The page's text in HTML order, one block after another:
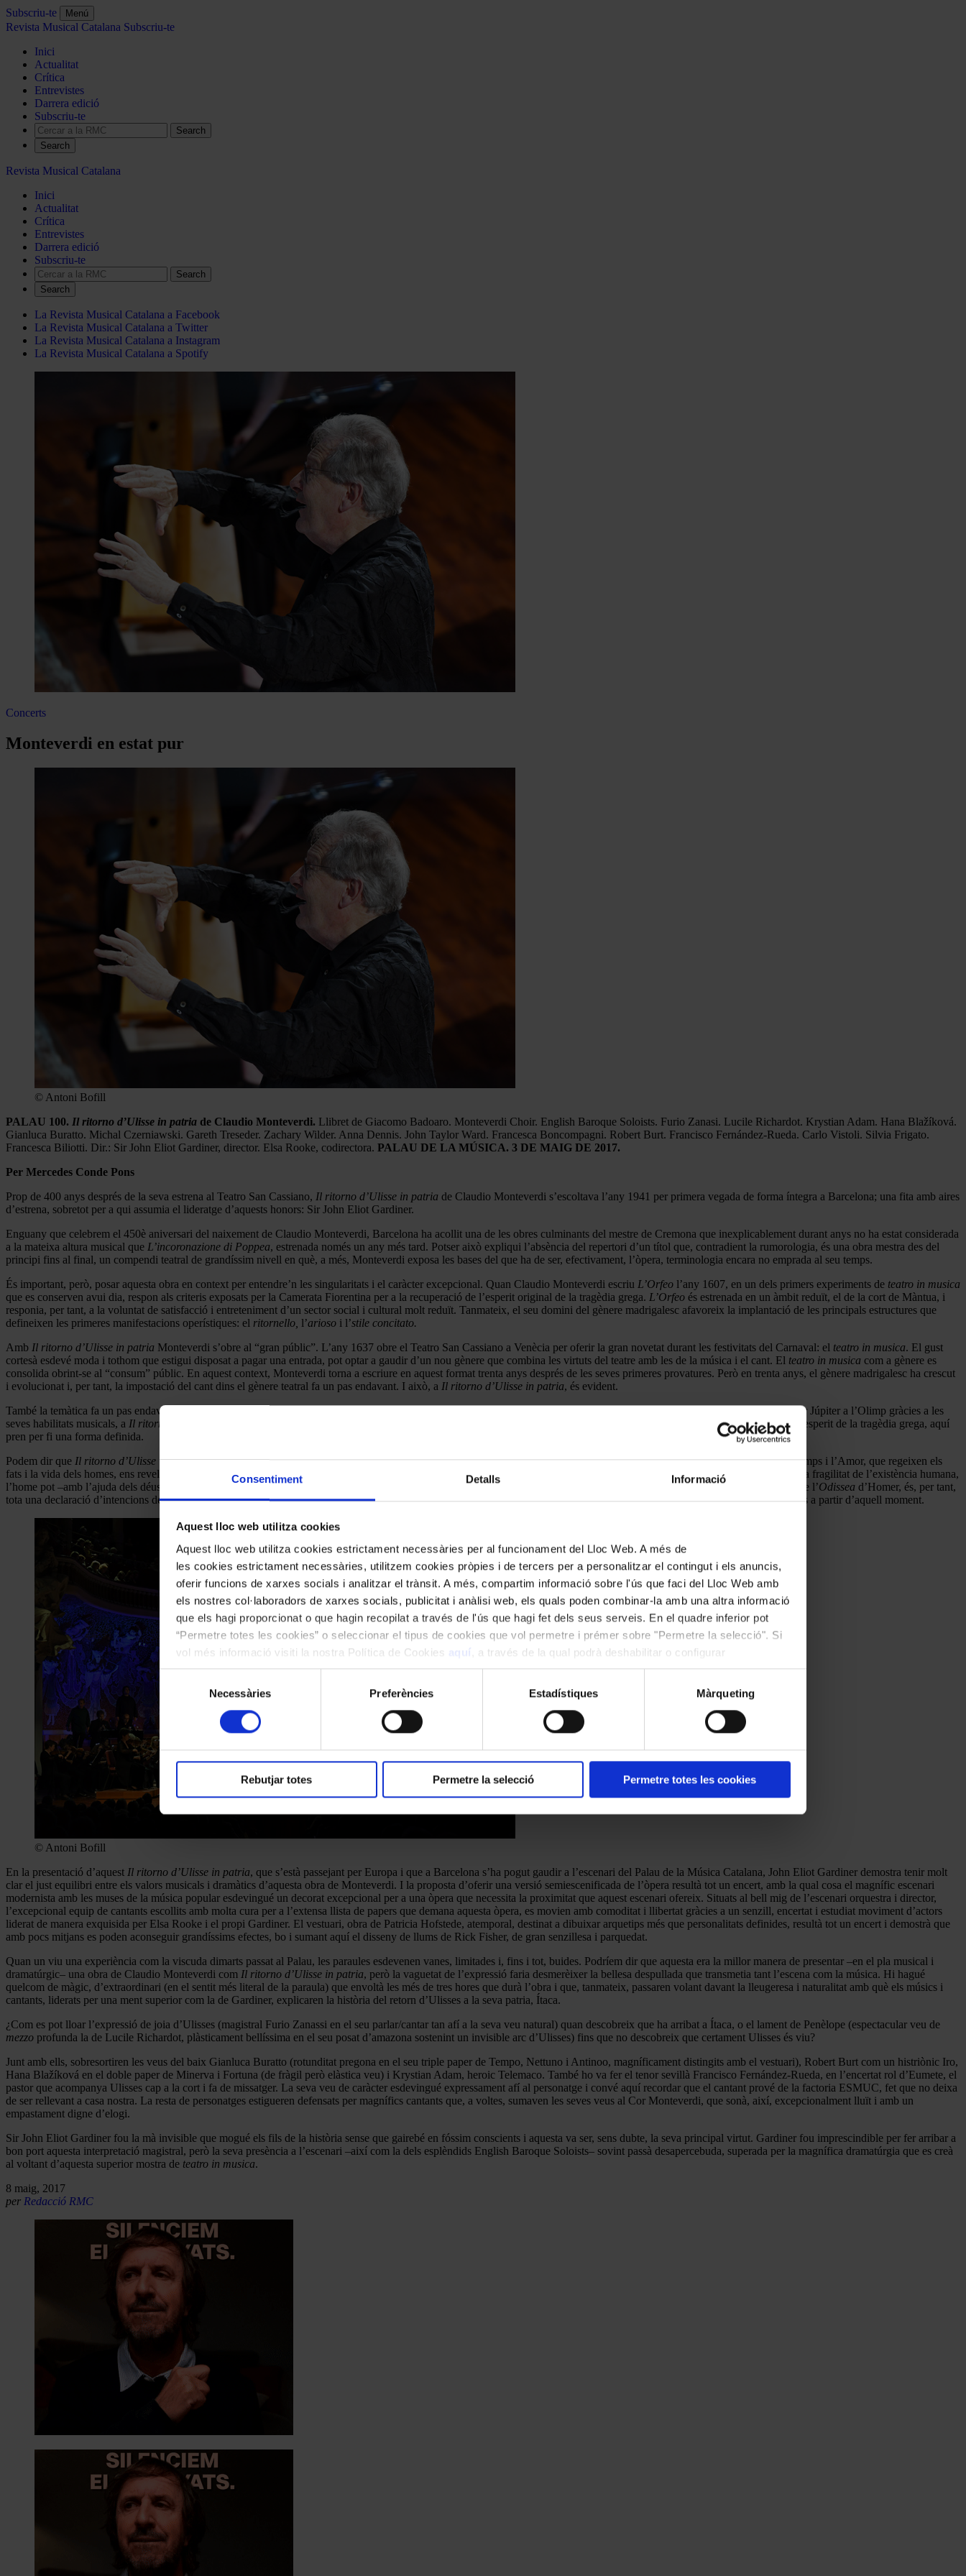
Consentiment Detalls Informació
Aquest lloc web utilitza cookies
Aquest lloc web utilitza cookies estrictament necessàries per al funcionament del Lloc Web. A més de
les cookies estrictament necessàries, utilitzem cookies pròpies i de tercers per a personalitzar el contingut i els anuncis,
oferir funcions de xarxes socials i analitzar el trànsit. A més, compartim informació sobre l'ús que faci del Lloc Web amb
els nostres col·laboradors de xarxes socials, publicitat i anàlisi web, els quals poden combinar-la amb una altra informació
que els hagi proporcionat o que hagin recopilat a través de l'ús que hagi fet dels seus serveis. En el quadre inferior pot
“Permetre totes les cookies” o seleccionar el tipus de cookies que vol permetre i prémer sobre "Permetre la selecció". Si
vol més informació visiti la nostra Política de Cookies aquí
, a través de la qual podrà deshabilitar o configurar
les cookies en qualsevol moment.
Selecció
consentiment
Necessàries Preferències Estadístiques Màrqueting
Rebutjar totes Permetre la selecció Permetre totes les cookies
Subscriu-te Menú
Revista Musical Catalana Subscriu-te
Inici
Actualitat
Crítica
Entrevistes
Darrera edició
Subscriu-te
Search
Revista Musical Catalana
Inici
Actualitat
Crítica
Entrevistes
Darrera edició
Subscriu-te
Search
La Revista Musical Catalana a Facebook
La Revista Musical Catalana a Twitter
La Revista Musical Catalana a Instagram
La Revista Musical Catalana a Spotify
Concerts
Monteverdi en estat pur
© Antoni Bofill
PALAU 100. Il ritorno d’Ulisse in patria de Claudio Monteverdi. Llibret de Giacomo Badoaro. Monteverdi Choir. English Baroque Soloists. Furio Zanasi. Lucile Richardot. Krystian Adam. Hana Blažíková.
Gianluca Buratto. Michal Czerniawski. Gareth Treseder. Zachary Wilder. Anna Dennis. John Taylor Ward. Francesca Boncompagni. Robert Burt. Francisco Fernández-Rueda. Carlo Vistoli. Silvia Frigato.
Francesca Biliotti. Dir.: Sir John Eliot Gardiner, director. Elsa Rooke, codirectora. PALAU DE LA MÚSICA. 3 DE MAIG DE 2017.
Per Mercedes Conde Pons
Prop de 400 anys després de la seva estrena al Teatro San Cassiano, Il ritorno d’Ulisse in patria de Claudio Monteverdi s’escoltava l’any 1941 per primera vegada de forma íntegra a Barcelona; una fita amb aires
d’estrena, sobretot per a qui assumia el lideratge d’aquests honors: Sir John Eliot Gardiner.
Enguany que celebrem el 450è aniversari del naixement de Claudio Monteverdi, Barcelona ha acollit una de les obres culminants del mestre de Cremona que inexplicablement durant anys no ha estat considerada
a la mateixa altura musical que L’incoronazione di Poppea, estrenada només un any més tard. Potser això expliqui l’absència del repertori d’un títol que, contradient la rumorologia, és una obra mestra des del
principi fins al final, un compendi teatral de grandíssim nivell en què, a més, Monteverdi exposa les bases del que ha de ser, efectivament, l’òpera, terminologia encara no emprada al seu temps.
És important, però, posar aquesta obra en context per entendre’n les singularitats i el caràcter excepcional. Quan Claudio Monteverdi escriu L’Orfeo l’any 1607, en un dels primers experiments de teatro in musica
que es conserven avui dia, respon als criteris exposats per la Camerata Fiorentina per a la recuperació de l’esperit original de la tragèdia grega. L’Orfeo és estrenada en un àmbit reduït, el de la cort de Màntua, i
responia, per tant, a la voluntat de satisfacció i entreteniment d’un sector social i cultural molt reduït. Tanmateix, el seu domini del gènere madrigalesc afavoreix la implantació de les principals estructures que
defineixen les primeres manifestacions operístiques: el ritornello, l’arioso i l’stile concitato.
Amb Il ritorno d’Ulisse in patria Monteverdi s’obre al “gran públic”. L’any 1637 obre el Teatro San Cassiano a Venècia per oferir la gran novetat durant les festivitats del Carnaval: el teatro in musica. El gust
cortesà esdevé moda i tothom que estigui disposat a pagar una entrada, pot optar a gaudir d’un nou gènere que combina les virtuts del teatre amb les de la música i el cant. El teatro in musica com a gènere es
consolida obrint-se al “consum” públic. En aquest context, Monteverdi torna a escriure en aquest format trenta anys després de les seves primeres provatures. Però en trenta anys, el gènere madrigalesc ha crescut
i evolucionat i, per tant, la impostació del cant dins el gènere teatral fa un pas endavant. I això, a Il ritorno d’Ulisse in patria, és evident.
També la temàtica fa un pas endavant. I si a
vivíem les desventures d’un semidéu que ha perdut la dona per desobeir el déu Hades, però per consolar-lo és entronitzat per Júpiter a l’Olimp gràcies a les
seves habilitats musicals, a Il ritorno d’Ulisse in patria
és un home, un heroi de guerra, Ulisses, el protagonista de la trama argumental, que té una evident carrega moralitzant. L’esperit de la tragèdia grega, aquí
pren per fi una forma definida.
Podem dir que Il ritorno d’Ulisse in patriaresumeix les virtuts de l’humanisme, ja que situa l’home al centre del món. Només començar l’obra les al·legories de la Fortuna, el Temps i l’Amor, que regeixen els
fats i la vida dels homes, ens revelen les principals característiques de l’home: la fragilitat, la inseguretat i la infelicitat. Així, l’obra esdevé una demostració de com, més enllà de la fragilitat de l’existència humana,
l’home pot –amb l’ajuda dels déus– superar qualsevol obstacle, per important que sigui, si demostra una rectitud moral i una defensa de la veritat. La temàtica de l’obra, el final de l’Odissea d’Homer, és, per tant,
tota una declaració d’intencions de Monteverdi. Més enllà del mite, Monteverdi es cenyeix a un text original, base, doncs, del que serà el procés habitual de gestació de les òperes a partir d’aquell moment.
© Antoni Bofill
En la presentació d’aquest Il ritorno d’Ulisse in patria, que s’està passejant per Europa i que a Barcelona s’ha pogut gaudir a l’escenari del Palau de la Música Catalana, John Eliot Gardiner demostra tenir molt
clar el just equilibri entre els valors musicals i dramàtics d’aquesta obra de Monteverdi. I la proposta d’oferir una versió semiescenificada de l’òpera resultà tot un encert, amb la qual cosa el magnífic escenari
modernista amb les muses de la música popular esdevingué un decorat excepcional per a una òpera que necessita la proximitat que aquest escenari ofereix. Situats al bell mig de l’escenari orquestra i director,
l’excepcional equip de cantants escollits amb molta cura per a l’extensa llista de papers que demana aquesta òpera, es movien amb comoditat i llibertat gràcies a un senzill, encertat i estudiat moviment d’actors
liderat de manera exquisida per Elsa Rooke i el propi Gardiner. El vestuari, obra de Patricia Hofstede, atemporal, destinat a dibuixar arquetips més que personalitats definides, resultà tot un encert i demostrà que
amb pocs mitjans es poden aconseguir grandíssims efectes, bo i sumant aquí el disseny de llums de Rick Fisher, de gran senzillesa i parquedat.
Quan un viu una experiència com la viscuda dimarts passat al Palau, les paraules esdevenen vanes, limitades i, fins i tot, buides. Podríem dir que aquesta era la millor manera de presentar –en el pla musical i
dramatúrgic– una obra de Claudio Monteverdi com Il ritorno d’Ulisse in patria, però la vaguetat de l’expressió faria desmerèixer la bellesa despullada que transmetia tant l’escena com la música. Hi hagué
quelcom de màgic, d’extraordinari (en el sentit més literal de la paraula) que envoltà les més de tres hores que durà l’obra i que, tanmateix, passaren volant davant la lleugeresa i naturalitat amb què els músics i
cantants, liderats per una ment superior com la de Gardiner, explicaren la història del retorn d’Ulisses a la seva patria, Ítaca.
¿Com es pot lloar l’expressió de joia d’Ulisses (magistral Furio Zanassi en el seu parlar/cantar tan afí a la seva veu natural) quan descobreix que ha arribat a Ítaca, o el lament de Penèlope (espectacular veu de
mezzo profunda la de Lucile Richardot, plàsticament bellíssima en el seu posat d’amazona sostenint un invisible arc d’Ulisses) fins que no descobreix que certament Ulisses és viu?
Junt amb ells, sobresortiren les veus del baix Gianluca Buratto (rotunditat pregona en el seu triple paper de Tempo, Nettuno i Antinoo, magníficament distingits amb el vestuari), Robert Burt com un histriònic Iro,
Hana Blažíková en el doble paper de Minerva i Fortuna (de fràgil però elàstica veu) i Krystian Adam, heroic Telemaco. També ho va fer el tenor sevillà Francisco Fernández-Rueda, en l’encertat rol d’Eumete, el
pastor que acompanya Ulisses cap a la cort i fa de missatger. La seva veu de caràcter esdevingué expressament afí al personatge i convé aquí recordar que el cantant prové de la factoria ESMUC, fet que no deixa
de ser rellevant a casa nostra. La resta de personatges estigueren defensats per magnífics cantants que, a voltes, sumaven les seves veus al Cor Monteverdi, que sonà, així, excepcionalment lluït i amb un
empastament digne d’elogi.
Sir John Eliot Gardiner fou la mà invisible que mogué els fils de la història sense que gairebé en fóssim conscients i aquesta va ser, sens dubte, la seva principal virtut. Gardiner fou imprescindible per fer arribar a
bon port aquesta interpretació magistral, però la seva presència a l’escenari –així com la dels esplèndids English Baroque Soloists– sovint passà desapercebuda, superada per la magnífica dramatúrgia que es creà
al voltant d’aquesta superior mostra de teatro in musica.
8 maig, 2017
per Redacció RMC